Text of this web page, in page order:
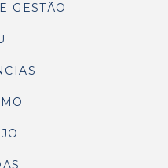
GESTÃO